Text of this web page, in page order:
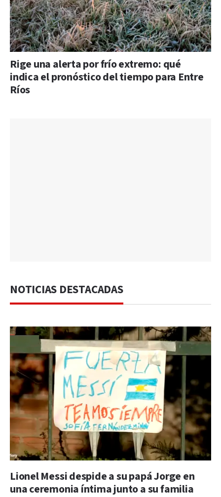
Rige una alerta por frío extremo: qué
indica el pronóstico del tiempo para Entre
Ríos
NOTICIAS DESTACADAS
Lionel Messi despide a su papá Jorge en
una ceremonia íntima junto a su familia